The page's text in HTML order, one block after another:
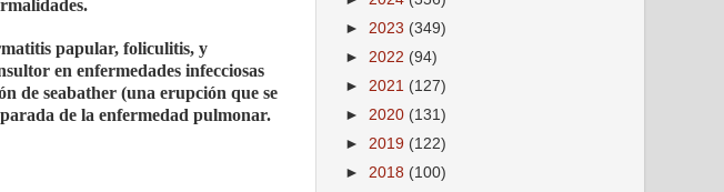
papular, foliculitis, y
en enfermedades infecciosas
de seabather (una erupción que se
de la enfermedad pulmonar.
► 2023 (349)
► 2022 (94)
► 2021 (127)
► 2020 (131)
► 2019 (122)
► 2018 (100)